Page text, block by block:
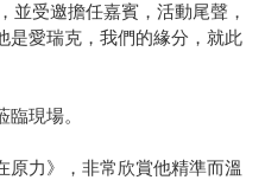
並受邀擔任嘉賓，活動尾聲，
是愛瑞克，我們的緣分，就此
現場。
原力》，非常欣賞他精準而溫